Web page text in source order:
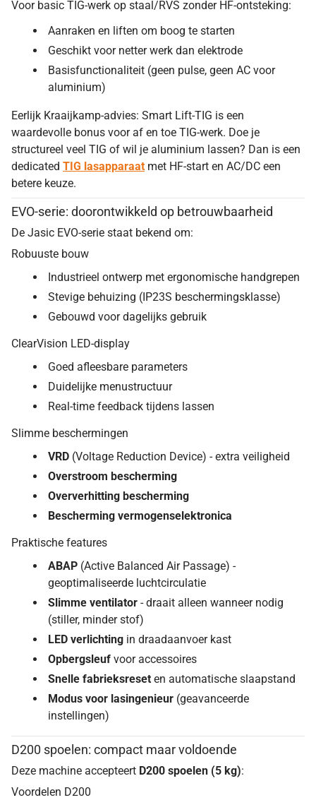
Voor basic TIG-werk op staal/RVS zonder HF-ontsteking:
Aanraken en liften om boog te starten
Geschikt voor netter werk dan elektrode
Basisfunctionaliteit (geen pulse, geen AC voor
aluminium)
Eerlijk Kraaijkamp-advies: Smart Lift-TIG is een
waardevolle bonus voor af en toe TIG-werk. Doe je
structureel veel TIG of wil je aluminium lassen? Dan is een
dedicated TIG lasapparaat met HF-start en AC/DC een
betere keuze.
EVO-serie: doorontwikkeld op betrouwbaarheid
De Jasic EVO-serie staat bekend om:
Robuuste bouw
Industrieel ontwerp met ergonomische handgrepen
Stevige behuizing (IP23S beschermingsklasse)
Gebouwd voor dagelijks gebruik
ClearVision LED-display
Goed afleesbare parameters
Duidelijke menustructuur
Real-time feedback tijdens lassen
Slimme beschermingen
VRD (Voltage Reduction Device) - extra veiligheid
Overstroom bescherming
Oververhitting bescherming
Bescherming vermogenselektronica
Praktische features
ABAP (Active Balanced Air Passage) -
geoptimaliseerde luchtcirculatie
Slimme ventilator - draait alleen wanneer nodig
(stiller, minder stof)
LED verlichting in draadaanvoer kast
Opbergsleuf voor accessoires
Snelle fabrieksreset en automatische slaapstand
Modus voor lasingenieur (geavanceerde
instellingen)
D200 spoelen: compact maar voldoende
Deze machine accepteert D200 spoelen (5 kg):
Voordelen D200